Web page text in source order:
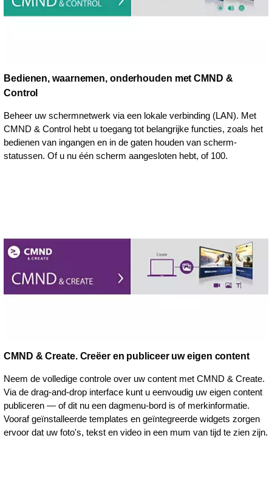
Bedienen, waarnemen, onderhouden met CMND &
Control
Beheer uw schermnetwerk via een lokale verbinding (LAN). Met
CMND & Control hebt u toegang tot belangrijke functies, zoals het
bedienen van ingangen en in de gaten houden van scherm-
statussen. Of u nu één scherm aangesloten hebt, of 100.
CMND & Create. Creëer en publiceer uw eigen content
Neem de volledige controle over uw content met CMND & Create.
Via de drag-and-drop interface kunt u eenvoudig uw eigen content
publiceren — of dit nu een dagmenu-bord is of merkinformatie.
Vooraf geïnstalleerde templates en geïntegreerde widgets zorgen
ervoor dat uw foto's, tekst en video in een mum van tijd te zien zijn.